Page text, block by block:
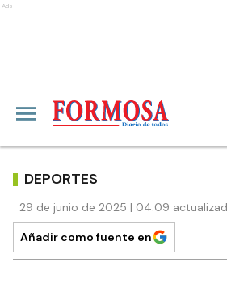
Ads
DEPORTES
29 de junio de 2025 | 04:09
Añadir como fuente en